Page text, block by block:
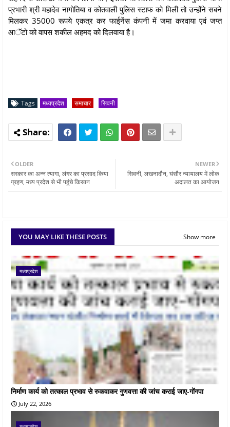
प्रभारी श्री महादेव नागोतिया व कोतवाली पुलिस स्टाफ को मिली तो उन्होंने सबने
मिलकर 35000 रूपये एकत्र कर फाईनेंस कंपनी में जमा करवाया एवं जप्त
आॅटो को वापस शकील अहमद को दिलवाया है।
Tags मध्यप्रदेश समाचार सिवनी
NEWER
सिवनी, लखनादौन, घंसौर न्यायालय में लोक
अदालत का आयोजन
OLDER
सरकार का अन्न त्यागा, लंगर का प्रसाद किया
ग्रहण, मध्य प्रदेश से भी पहुंचे किसान
YOU MAY LIKE THESE POSTS Show more
मध्यप्रदेश
निर्माण कार्य को तत्काल प्रभाव से रुकवाकर गुणवत्ता की जांच कराई जाए-गोंगपा
July 22, 2026